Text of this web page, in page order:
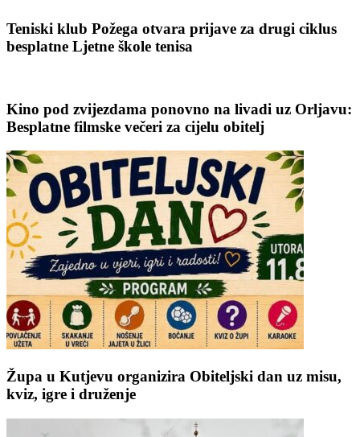
Teniski klub Požega otvara prijave za drugi ciklus
besplatne Ljetne škole tenisa
Kino pod zvijezdama ponovno na livadi uz Orljavu:
Besplatne filmske večeri za cijelu obitelj
Župa u Kutjevu organizira Obiteljski dan uz misu,
kviz, igre i druženje